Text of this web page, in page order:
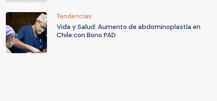
Tendencias
Vida y Salud: Aumento de abdominoplastía en
Chile con Bono PAD